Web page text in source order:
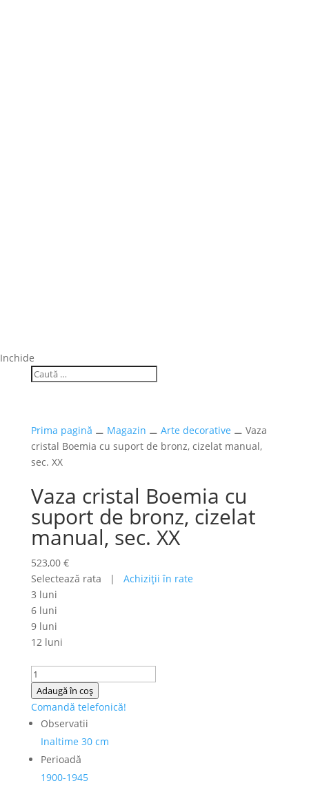
Inchide
Prima pagină ⚊ Magazin ⚊ Arte decorative ⚊ Vaza
cristal Boemia cu suport de bronz, cizelat manual,
sec. XX
Vaza cristal Boemia cu
suport de bronz, cizelat
manual, sec. XX
523,00 €
Selectează rata | Achiziţii în rate
3 luni
6 luni
9 luni
12 luni
Cantitate
Vaza
cristal
Boemia
suport
bronz,
Adaugă în coș
Comandă telefonică!
Observatii
Inaltime 30 cm
Perioadă
1900-1945